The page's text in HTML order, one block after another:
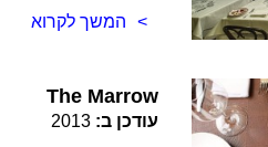
המשך לקרוא
The Marrow
עודכן ב: 2013